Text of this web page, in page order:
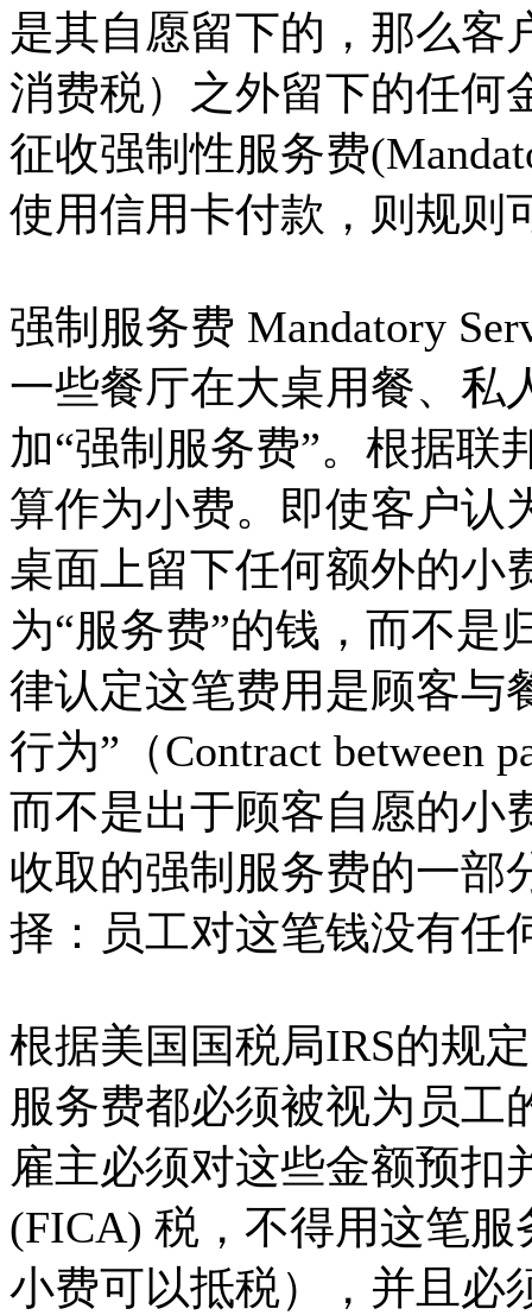
是其自愿留下的，那么客
消费税）之外留下的任何
征收强制性服务费
使用信用卡付款，则规则
强制服务费 Mandatory
一些餐厅在大桌用餐、私
加“强制服务费”。根据联
算作为小费。即使客户认
桌面上留下任何额外的小
为“服务费”的钱，而不是
律认定这笔费用是顾客与
行为”（Contract between
而不是出于顾客自愿的小
收取的强制服务费的一部
择：员工对这笔钱没有任
根据美国国税局IRS的规
服务费都必须被视为员工
雇主必须对这些金额预扣
(FICA) 税，不得用这笔
小费可以抵税），并且必